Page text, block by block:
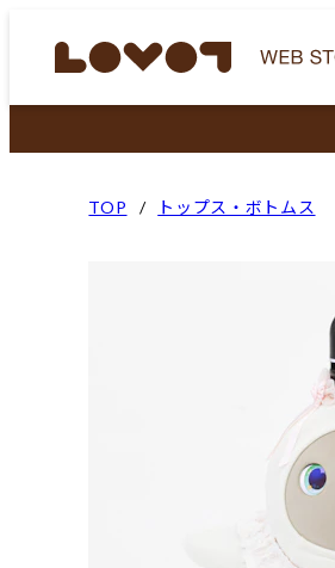
TOP トップス・ボトムス